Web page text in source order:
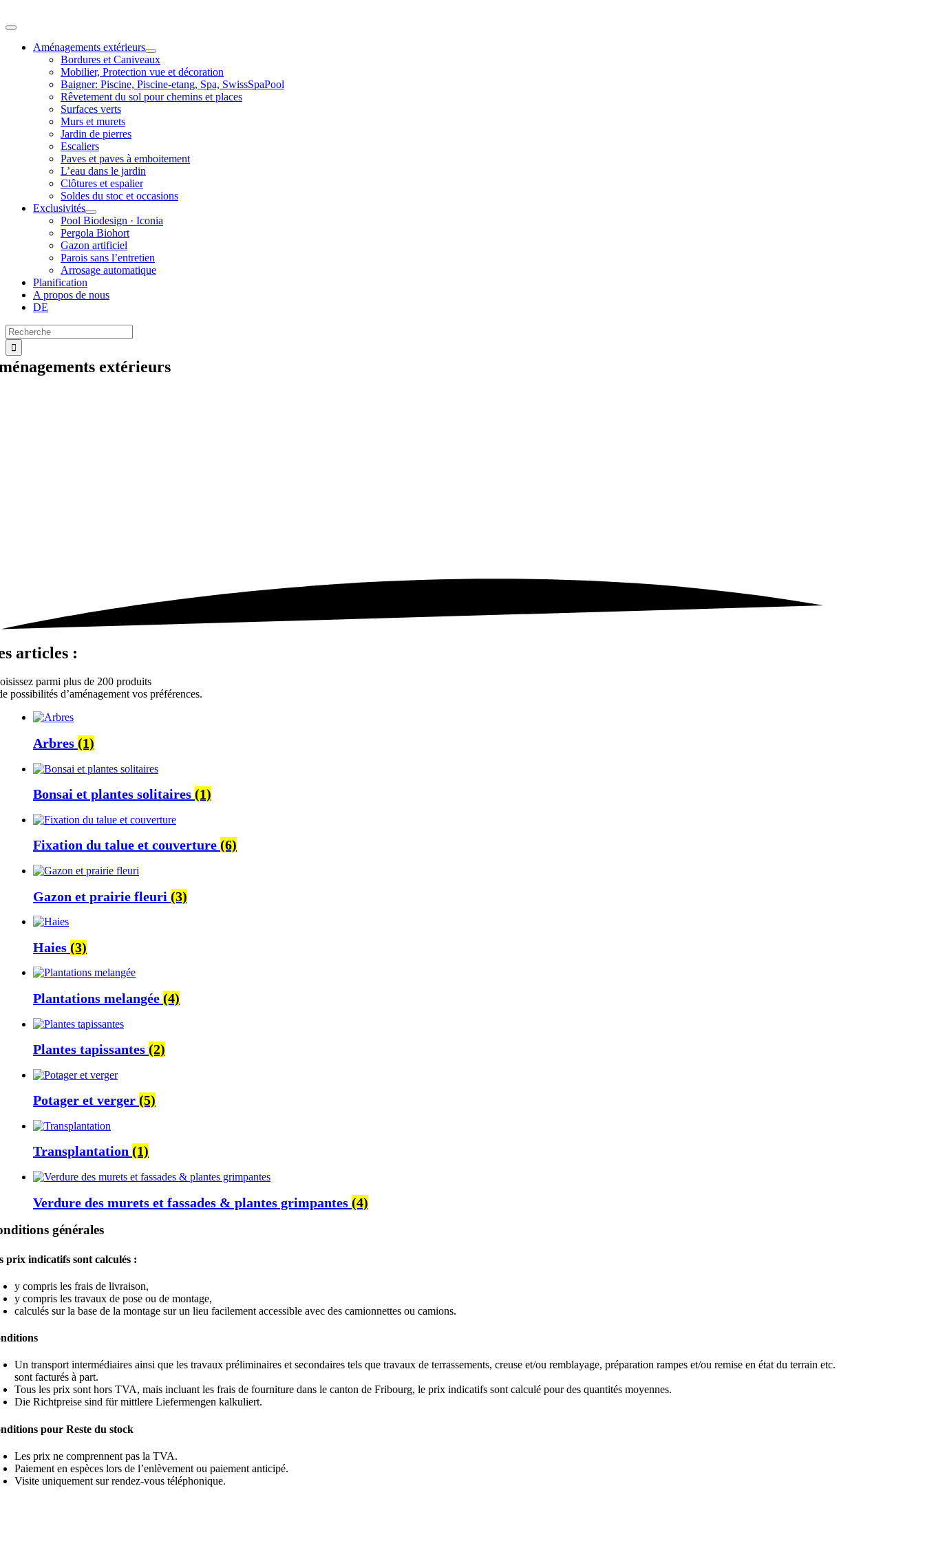
to
Toggle
NavigationAménagements extérieurs
Bordures et Caniveaux
Mobilier, Protection vue et décoration
Baigner: Piscine, Piscine-etang, Spa, SwissSpaPool
Rêvetement du sol pour chemins et places
Surfaces verts
Murs et murets
Jardin de pierres
Escaliers
Paves et paves à emboitement
L’eau dans le jardin
Clôtures et espalier
Soldes du stoc et occasions
Exclusivités
Pool Biodesign · Iconia
Pergola Biohort
Gazon artificiel
Parois sans l’entretien
Arrosage automatique
Planification
A propos de nous
DE
Search
for:
extérieurs
articles :
parmi plus de 200 produits
possibilités d’aménagement vos préférences.
Arbres (1)
Bonsai et plantes solitaires (1)
Fixation du talue et couverture (6)
Gazon et prairie fleuri (3)
Haies (3)
Plantations melangée (4)
Plantes tapissantes (2)
Potager et verger (5)
Transplantation (1)
Verdure des murets et fassades & plantes grimpantes (4)
générales
prix indicatifs sont calculés :
y compris les frais de livraison,
y compris les travaux de pose ou de montage,
calculés sur la base de la montage sur un lieu facilement accessible avec des camionnettes ou camions.
Un transport intermédiaires ainsi que les travaux préliminaires et secondaires tels que travaux de terrassements, creuse et/ou remblayage, préparation rampes et/ou remise en état du terrain etc.
sont facturés à part.
Tous les prix sont hors TVA, mais incluant les frais de fourniture dans le canton de Fribourg, le prix indicatifs sont calculé pour des quantités moyennes.
Die Richtpreise sind für mittlere Liefermengen kalkuliert.
pour Reste du stock
Les prix ne comprennent pas la TVA.
Paiement en espèces lors de l’enlèvement ou paiement anticipé.
Visite uniquement sur rendez-vous téléphonique.